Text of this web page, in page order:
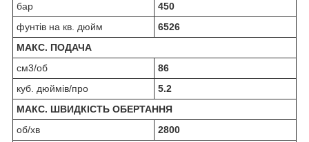
бар
450
фунтів на кв. дюйм
6526
МАКС. ПОДАЧА
см3/об
86
куб. дюймів/про
5.2
МАКС. ШВИДКІСТЬ ОБЕРТАННЯ
об/хв
2800